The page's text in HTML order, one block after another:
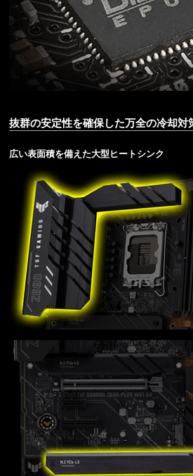
抜群の安定性を確保した万全の冷却対
広い表面積を備えた大型ヒートシンク